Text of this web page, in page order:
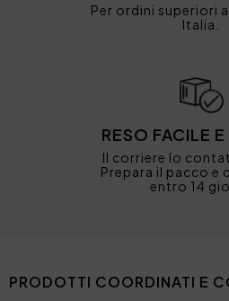
Per ordini superiori
Italia.
RESO FACILE
Il corriere lo
Prepara il pacco e
entro 14
PRODOTTI COORDINATI E